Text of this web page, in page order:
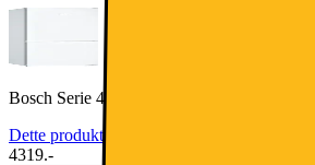
Bosch Serie 4 Kølefryseskab
Dette produkt er blevet bedømt til 4.8 ud af 5
4319.-